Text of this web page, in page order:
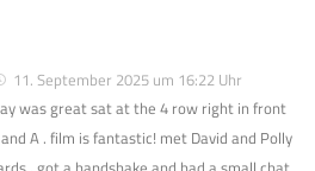
11. September 2025 um 16:22 Uhr
was great sat at the 4 row right in front
A . film is fantastic! met David and Polly